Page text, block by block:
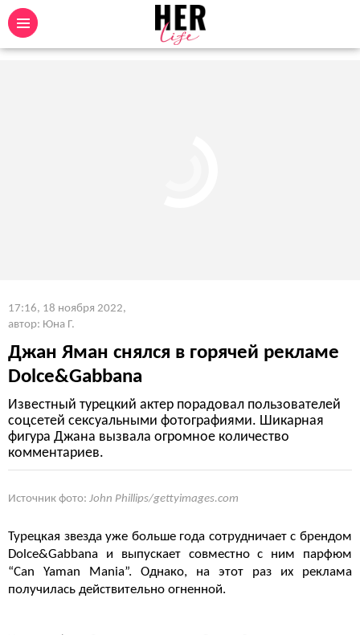
17:16, 18 ноября 2022,
автор: Юна Г.
Джан Яман снялся в горячей рекламе
Dolce&Gabbana
Известный турецкий актер порадовал пользователей
соцсетей сексуальными фотографиями. Шикарная
фигура Джана вызвала огромное количество
комментариев.
Источник фото: John Phillips/gettyimages.com
Турецкая звезда уже больше года сотрудничает с брендом
Dolce&Gabbana и выпускает совместно с ним парфюм
“Can Yaman Mania”. Однако, на этот раз их реклама
получилась действительно огненной.